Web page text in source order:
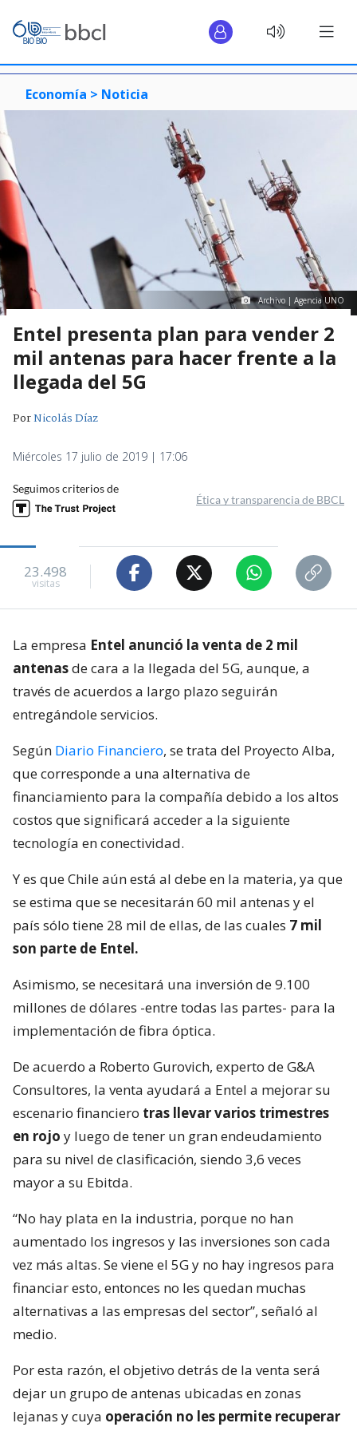
Economía > Noticia
Archivo | Agencia UNO
Entel presenta plan para vender 2
mil antenas para hacer frente a la
llegada del 5G
PorNicolás Díaz
Miércoles 17 julio de 2019 | 17:06
Seguimos criterios de
Ética y transparencia de BBCL
23.498
visitas
La empresa Entel anunció la venta de 2 mil
antenasde cara a la llegada del 5G, aunque, a
través de acuerdos a largo plazo seguirán
entregándole servicios.
Según Diario Financiero, se trata del Proyecto Alba,
que corresponde a una alternativa de
financiamiento para la compañía debido a los altos
costos que significará acceder a la siguiente
tecnología en conectividad.
Y es que Chile aún está al debe en la materia, ya que
se estima que se necesitarán 60 mil antenas y el
país sólo tiene 28 mil de ellas, de las cuales 7 mil
son parte de Entel.
Asimismo, se necesitará una inversión de 9.100
millones de dólares -entre todas las partes- para la
implementación de fibra óptica.
De acuerdo a Roberto Gurovich, experto de G&A
Consultores, la venta ayudará a Entel a mejorar su
escenario financiero tras llevar varios trimestres
en rojo y luego de tener un gran endeudamiento
para su nivel de clasificación, siendo 3,6 veces
mayor a su Ebitda.
“No hay plata en la industria, porque no han
aumentado los ingresos y las inversiones son cada
vez más altas. Se viene el 5G y no hay ingresos para
financiar esto, entonces no les quedan muchas
alternativas a las empresas del sector”, señaló al
medio.
Por esta razón, el objetivo detrás de la venta será
dejar un grupo de antenas ubicadas en zonas
lejanas y cuya operación no les permite recuperar